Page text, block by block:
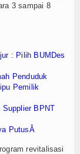
3 sampai 8
: Pilih BUMDes
Penduduk
Pemilik
Supplier BPNT
PutusÂ
revitalisasi